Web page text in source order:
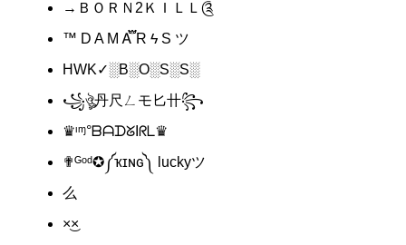
→ＢＯＲＮ2ＫＩＬＬ༊
™ D A M Ꭺ֟፝ R ϟ S ツ
HWK✓░B░O░S░S░
꧁ঔৣ丹尺ㄥモ匕卄꧂
♛ᶦᶬ°ᗷᗩᗪᘜIᖇᒪ♛
✟ᴳᵒᵈ✪༼ҡɪɴɢ༽ luckyツ
么
×͜×